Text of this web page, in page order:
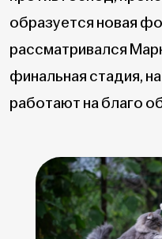
образуется новая
рассматривался
финальная стадия,
работают на благо